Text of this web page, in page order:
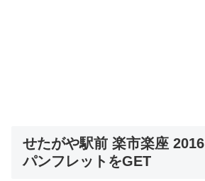
せたがや駅前 楽市楽座 2016
パンフレットをGET